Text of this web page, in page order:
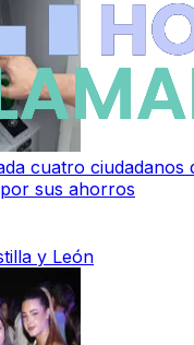
cuatro ciudadanos
sus ahorros
y León